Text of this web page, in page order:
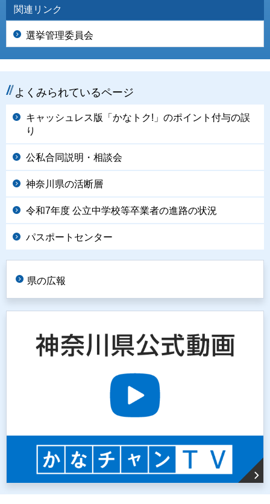
関連リンク
選挙管理委員会
よくみられているページ
キャッシュレス版「かなトク!」のポイント付与の誤
り
公私合同説明・相談会
神奈川県の活断層
令和7年度 公立中学校等卒業者の進路の状況
パスポートセンター
県の広報